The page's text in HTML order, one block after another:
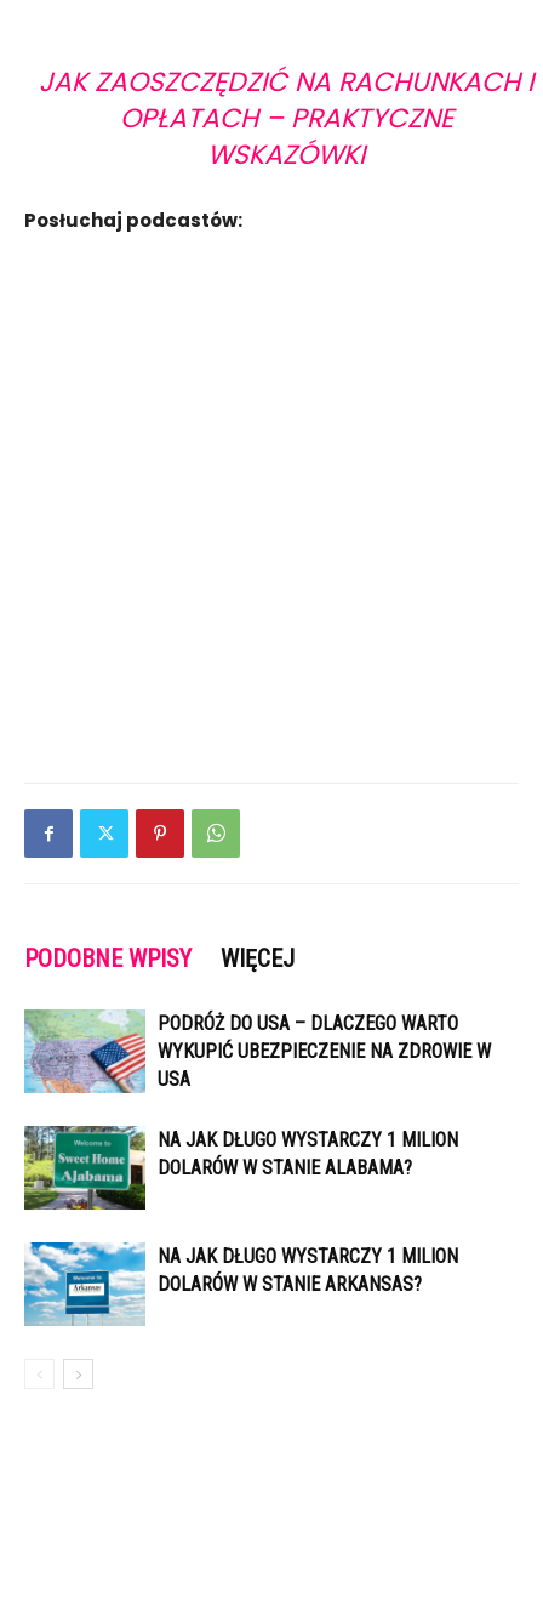
JAK ZAOSZCZĘDZIĆ NA RACHUNKACH I
OPŁATACH – PRAKTYCZNE
WSKAZÓWKI
Posłuchaj podcastów:
PODOBNE WPISY WIĘCEJ
PODRÓŻ DO USA – DLACZEGO WARTO
WYKUPIĆ UBEZPIECZENIE NA ZDROWIE W
USA
NA JAK DŁUGO WYSTARCZY 1 MILION
DOLARÓW W STANIE ALABAMA?
NA JAK DŁUGO WYSTARCZY 1 MILION
DOLARÓW W STANIE ARKANSAS?